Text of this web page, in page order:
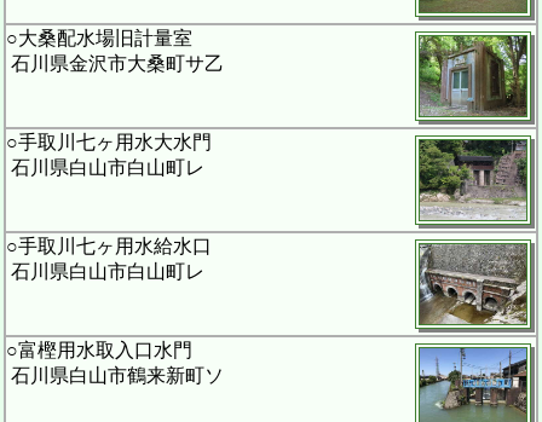
○大桑配水場旧計量室
石川県金沢市大桑町サ乙
○手取川七ヶ用水大水門
石川県白山市白山町レ
○手取川七ヶ用水給水口
石川県白山市白山町レ
○富樫用水取入口水門
石川県白山市鶴来新町ソ